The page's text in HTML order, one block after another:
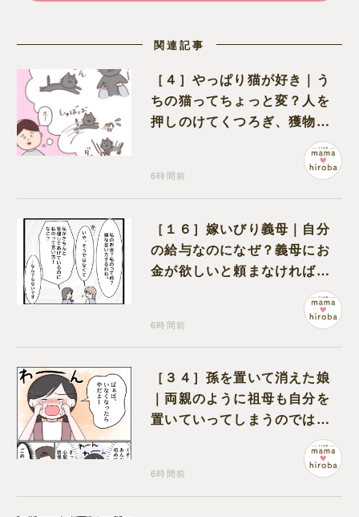
関連記事
［４］やっぱり猫が好き｜う
ちの猫ってちょっと変？人を
押しのけてくつろぎ、獲物に
も物怖じしない鋼のハート
6時間前
［１６］嫁いびり義母｜自分
の給与なのになぜ？義母にお
金が欲しいと頼まなければな
6時間前
［３４］孫を置いて消えた娘
｜両親のように祖母も自分を
置いていってしまうのでは？
と怯えて泣く孫に心が痛む
6時間前